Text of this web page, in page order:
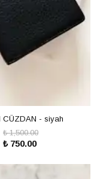
CÜZDAN - siyah
₺ 1,500.00
₺ 750.00